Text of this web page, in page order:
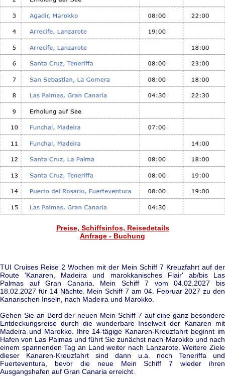
Preise, Schiffsinfos, Reisedetails
Anfrage - Buchung
TUI Cruises Reise 2 Wochen mit der Mein Schiff 7 Kreuzfahrt auf der
Route 'Kanaren, Madeira und marokkanisches Flair' ab/bis Las
Palmas auf Gran Canaria. Mein Schiff 7 vom 04.02.2027 bis
18.02.2027 für 14 Nächte. Mein Schiff 7 am 04. Februar 2027 zu den
Kanarischen Inseln, nach Madeira und Marokko.
Gehen Sie an Bord der neuen Mein Schiff 7 auf eine ganz besondere
Entdeckungsreise durch die wunderbare Inselwelt der Kanaren mit
Madeira und Marokko. Ihre 14-tägige Kanaren-Kreuzfahrt beginnt im
Hafen von Las Palmas und führt Sie zunächst nach Marokko und nach
einem spannenden Tag an Land weiter nach Lanzarote. Weitere Ziele
dieser Kanaren-Kreuzfahrt sind dann u.a. noch Teneriffa und
Fuerteventura, bevor die neue Mein Schiff 7 wieder ihren
Ausgangshafen auf Gran Canaria erreicht.